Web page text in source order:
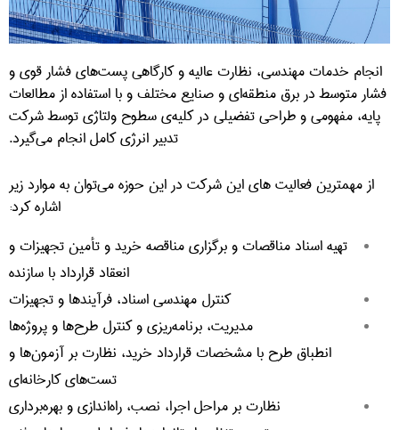
انجام خدمات مهندسی، نظارت عالیه و کارگاهی پست‌­های فشار قوی و
فشار متوسط در برق منطقه­‌ای و صنایع مختلف و با استفاده از مطالعات
پایه، مفهومی و طراحی تفضیلی در کلیه‌ی سطوح ولتاژی توسط شرکت
تدبیر انرژی کامل انجام می­‌گیرد.
از مهم­ترین فعالیت های این شرکت در این حوزه می‌توان به موارد زیر
اشاره کرد:
تهیه اسناد مناقصات و برگزاری مناقصه‌ خرید و تأمین تجهیزات و
انعقاد قرارداد با سازنده
کنترل مهندسی اسناد، فرآیند­ها و تجهیزات
مدیریت، برنامه‌ریزی و کنترل طرح­‌ها و پروژه‌ها
انطباق طرح با مشخصات قرارداد خرید، نظارت بر آزمون­­‌ها و
تست­‌های کارخانه‌­ای
نظارت بر مراحل اجرا، نصب، راه‌اندازی و بهره­‌برداری